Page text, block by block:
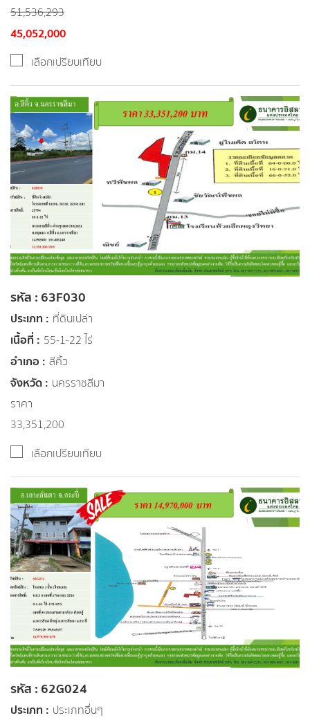
51,536,293
45,052,000
เลือกเปรียบเทียบ
รหัส : 63F030
ประเภท : ที่ดินเปล่า
เนื้อที่ : 55-1-22 ไร่
อำเภอ : สีคิ้ว
จังหวัด : นครราชสีมา
ราคา
33,351,200
เลือกเปรียบเทียบ
รหัส : 62G024
ประเภท : ประเภทอื่นๆ